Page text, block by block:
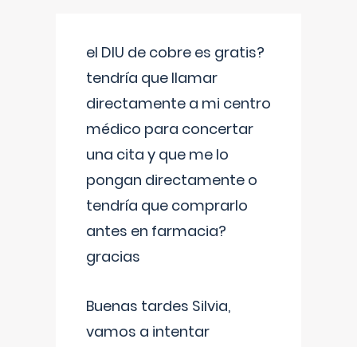
el DIU de cobre es gratis?
tendría que llamar
directamente a mi centro
médico para concertar
una cita y que me lo
pongan directamente o
tendría que comprarlo
antes en farmacia?
gracias
Buenas tardes Silvia,
vamos a intentar